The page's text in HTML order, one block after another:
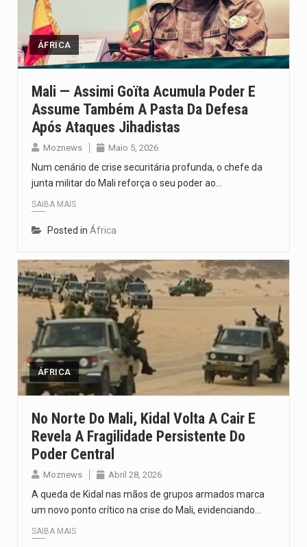
Um dos casos mais graves envolveu a residência de Sam…
A cidade de Bunia, capital da província de Ituri, tornou-se…
Legislação, renomeada em homenagem ao falecido senador Lindsey Graham, foi…
ÁFRICA
Mali — Assimi Goïta Acumula Poder E
Assume Também A Pasta Da Defesa
Após Ataques Jihadistas
Moznews Maio 5, 2026
Num cenário de crise securitária profunda, o chefe da
junta militar do Mali reforça o seu poder ao…
SAIBA MAIS
Posted in África
ÁFRICA
No Norte Do Mali, Kidal Volta A Cair E
Revela A Fragilidade Persistente Do
Poder Central
Moznews Abril 28, 2026
A queda de Kidal nas mãos de grupos armados marca
um novo ponto crítico na crise do Mali, evidenciando…
SAIBA MAIS